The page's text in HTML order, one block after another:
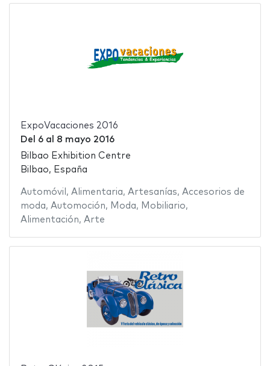
ExpoVacaciones 2016
Del 6al 8 mayo 2016
Bilbao Exhibition Centre
Bilbao, España
Automóvil , Alimentaria, Artesanías, Accesorios de
moda, Automoción, Moda, Mobiliario,
Alimentación, Arte